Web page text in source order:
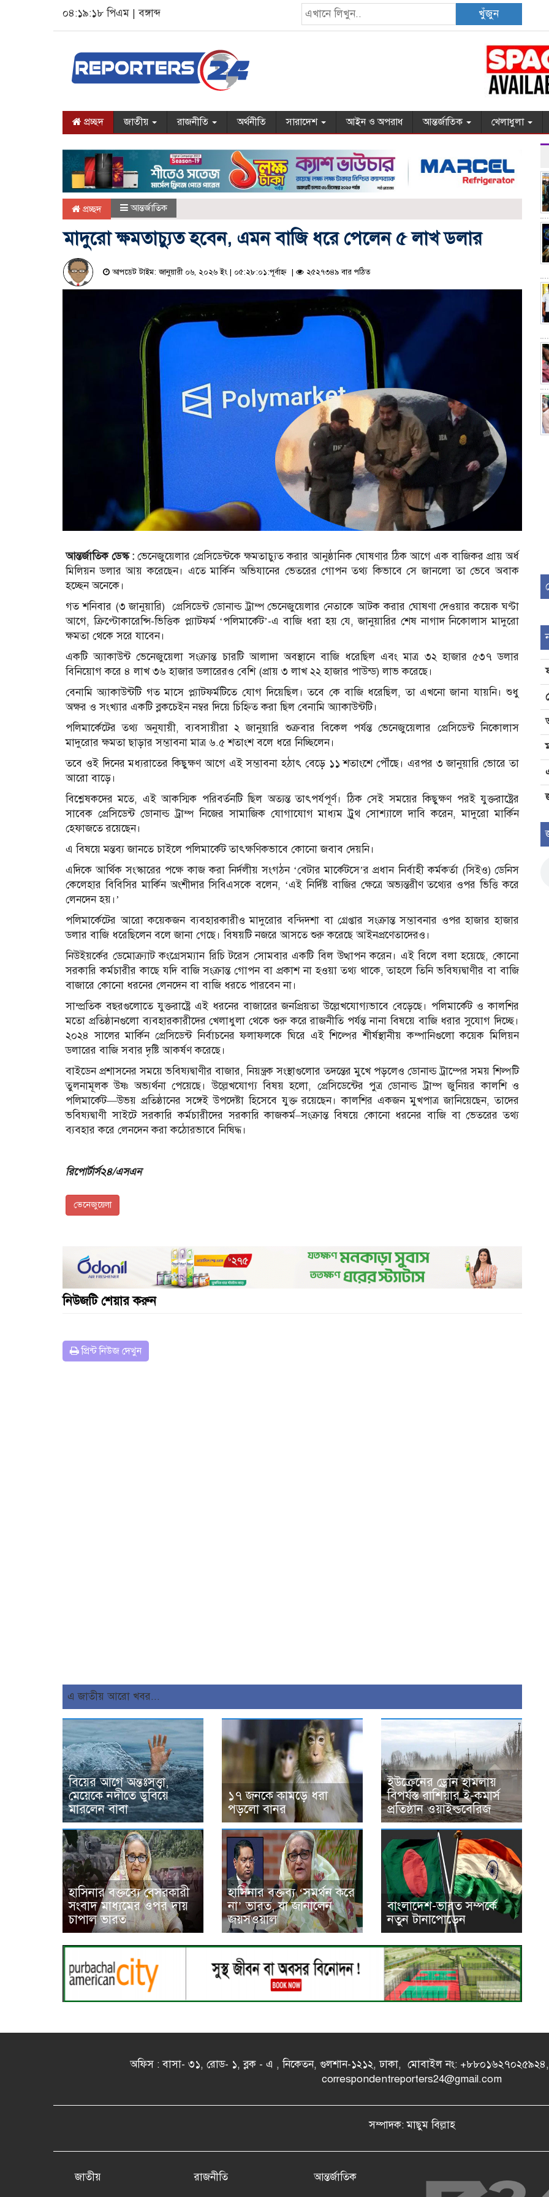
০৪:১৯:১৯ পিএম| বঙ্গাব্দ খুঁজুন
প্রচ্ছদ জাতীয় রাজনীতি অর্থনীতি সারাদেশ আইন ও অপরাধ আন্তর্জাতিক খেলাধুলা
প্রচ্ছদ আন্তর্জাতিক
মাদুরো ক্ষমতাচ্যুত হবেন, এমন বাজি ধরে পেলেন ৫ লাখ ডলার
আপডেট টাইম: জানুয়ারী ০৬, ২০২৬ ইং | ০৫:২৮:০১:পূর্বাহ্ন | ২৫২৭৩৪৯ বার পঠিত
আন্তর্জাতিক ডেস্ক :ভেনেজুয়েলার প্রেসিডেন্টকে ক্ষমতাচ্যুত করার আনুষ্ঠানিক ঘোষণার ঠিক আগে এক বাজিকর প্রায় অর্ধ
মিলিয়ন ডলার আয় করেছেন। এতে মার্কিন অভিযানের ভেতরের গোপন তথ্য কিভাবে সে জানলো তা ভেবে অবাক
হচ্ছেন অনেকে।
গত শনিবার (৩ জানুয়ারি) প্রেসিডেন্ট ডোনাল্ড ট্রাম্প ভেনেজুয়েলার নেতাকে আটক করার ঘোষণা দেওয়ার কয়েক ঘণ্টা
আগে, ক্রিপ্টোকারেন্সি-ভিত্তিক প্ল্যাটফর্ম ‘পলিমার্কেট’-এ বাজি ধরা হয় যে, জানুয়ারির শেষ নাগাদ নিকোলাস মাদুরো
ক্ষমতা থেকে সরে যাবেন।
একটি অ্যাকাউন্ট ভেনেজুয়েলা সংক্রান্ত চারটি আলাদা অবস্থানে বাজি ধরেছিল এবং মাত্র ৩২ হাজার ৫৩৭ ডলার
বিনিয়োগ করে ৪ লাখ ৩৬ হাজার ডলারেরও বেশি (প্রায় ৩ লাখ ২২ হাজার পাউন্ড) লাভ করেছে।
বেনামি অ্যাকাউন্টটি গত মাসে প্ল্যাটফর্মটিতে যোগ দিয়েছিল। তবে কে বাজি ধরেছিল, তা এখনো জানা যায়নি। শুধু
অক্ষর ও সংখ্যার একটি ব্লকচেইন নম্বর দিয়ে চিহ্নিত করা ছিল বেনামি অ্যাকাউন্টটি।
পলিমার্কেটের তথ্য অনুযায়ী, ব্যবসায়ীরা ২ জানুয়ারি শুক্রবার বিকেল পর্যন্ত ভেনেজুয়েলার প্রেসিডেন্ট নিকোলাস
মাদুরোর ক্ষমতা ছাড়ার সম্ভাবনা মাত্র ৬.৫ শতাংশ বলে ধরে নিচ্ছিলেন।
তবে ওই দিনের মধ্যরাতের কিছুক্ষণ আগে এই সম্ভাবনা হঠাৎ বেড়ে ১১ শতাংশে পৌঁছে। এরপর ৩ জানুয়ারি ভোরে তা
আরো বাড়ে।
বিশ্লেষকদের মতে, এই আকস্মিক পরিবর্তনটি ছিল অত্যন্ত তাৎপর্যপূর্ণ। ঠিক সেই সময়ের কিছুক্ষণ পরই যুক্তরাষ্ট্রের
সাবেক প্রেসিডেন্ট ডোনাল্ড ট্রাম্প নিজের সামাজিক যোগাযোগ মাধ্যম ট্রুথ সোশ্যালে দাবি করেন, মাদুরো মার্কিন
হেফাজতে রয়েছেন।
এ বিষয়ে মন্তব্য জানতে চাইলে পলিমার্কেট তাৎক্ষণিকভাবে কোনো জবাব দেয়নি।
এদিকে আর্থিক সংস্কারের পক্ষে কাজ করা নির্দলীয় সংগঠন ‘বেটার মার্কেটসে’র প্রধান নির্বাহী কর্মকর্তা (সিইও) ডেনিস
কেলেহার বিবিসির মার্কিন অংশীদার সিবিএসকে বলেন, ‘এই নির্দিষ্ট বাজির ক্ষেত্রে অভ্যন্তরীণ তথ্যের ওপর ভিত্তি করে
লেনদেন হয়।’
পলিমার্কেটের আরো কয়েকজন ব্যবহারকারীও মাদুরোর বন্দিদশা বা গ্রেপ্তার সংক্রান্ত সম্ভাবনার ওপর হাজার হাজার
ডলার বাজি ধরেছিলেন বলে জানা গেছে। বিষয়টি নজরে আসতে শুরু করেছে আইনপ্রণেতাদেরও।
নিউইয়র্কের ডেমোক্র্যাট কংগ্রেসম্যান রিচি টরেস সোমবার একটি বিল উত্থাপন করেন। এই বিলে বলা হয়েছে, কোনো
সরকারি কর্মচারীর কাছে যদি বাজি সংক্রান্ত গোপন বা প্রকাশ না হওয়া তথ্য থাকে, তাহলে তিনি ভবিষ্যদ্বাণীর বা বাজি
বাজারে কোনো ধরনের লেনদেন বা বাজি ধরতে পারবেন না।
সাম্প্রতিক বছরগুলোতে যুক্তরাষ্ট্রে এই ধরনের বাজারের জনপ্রিয়তা উল্লেখযোগ্যভাবে বেড়েছে। পলিমার্কেট ও কালশির
মতো প্রতিষ্ঠানগুলো ব্যবহারকারীদের খেলাধুলা থেকে শুরু করে রাজনীতি পর্যন্ত নানা বিষয়ে বাজি ধরার সুযোগ দিচ্ছে।
২০২৪ সালের মার্কিন প্রেসিডেন্ট নির্বাচনের ফলাফলকে ঘিরে এই শিল্পের শীর্ষস্থানীয় কম্পানিগুলো কয়েক মিলিয়ন
ডলারের বাজি সবার দৃষ্টি আকর্ষণ করেছে।
বাইডেন প্রশাসনের সময়ে ভবিষ্যদ্বাণীর বাজার, নিয়ন্ত্রক সংস্থাগুলোর তদন্তের মুখে পড়লেও ডোনাল্ড ট্রাম্পের সময় শিল্পটি
তুলনামূলক উষ্ণ অভ্যর্থনা পেয়েছে। উল্লেখযোগ্য বিষয় হলো, প্রেসিডেন্টের পুত্র ডোনাল্ড ট্রাম্প জুনিয়র কালশি ও
পলিমার্কেট—উভয় প্রতিষ্ঠানের সঙ্গেই উপদেষ্টা হিসেবে যুক্ত রয়েছেন। কালশির একজন মুখপাত্র জানিয়েছেন, তাদের
ভবিষ্যদ্বাণী সাইটে সরকারি কর্মচারীদের সরকারি কাজকর্ম–সংক্রান্ত বিষয়ে কোনো ধরনের বাজি বা ভেতরের তথ্য
ব্যবহার করে লেনদেন করা কঠোরভাবে নিষিদ্ধ।
রিপোর্টার্স২৪/এসএন
ভেনেজুয়েলা
নিউজটি শেয়ার করুন
প্রিন্ট নিউজ দেখুন
এ জাতীয় আরো খবর...
বিয়ের আগে অন্তঃসত্ত্বা,
মেয়েকে নদীতে ডুবিয়ে
মারলেন বাবা
১৭ জনকে কামড়ে ধরা
পড়লো বানর
ইউক্রেনের ড্রোন হামলায়
বিপর্যস্ত রাশিয়ার ই-কমার্স
প্রতিষ্ঠান ওয়াইল্ডবেরিজ
হাসিনার বক্তব্যে বেসরকারী
সংবাদ মাধ্যমের ওপর দায়
চাপাল ভারত
হাসিনার বক্তব্য ‘সমর্থন করে
না’ ভারত, যা জানালেন
জয়সওয়াল
বাংলাদেশ-ভারত সম্পর্কে
নতুন টানাপোড়েন
অফিস : বাসা- ৩১, রোড- ১, ব্লক - এ , নিকেতন, গুলশান-১২১২, ঢাকা, মোবাইল নং:
correspondentreporters24@gmail.com
সম্পাদক: মাছুম বিল্লাহ
জাতীয় রাজনীতি আন্তর্জাতিক